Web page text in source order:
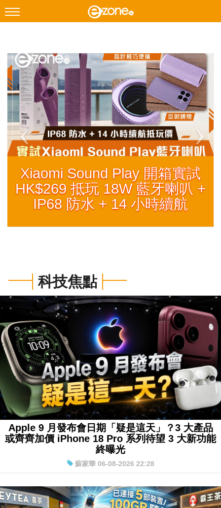
Facebook Instagram
科技焦點
網絡生活
遊戲動漫
教學評測
EduTech
IT Times
生成式AI與雲端應用
Enterprise Digital Transformation
Lenovo Yoga 9i 2-in-1 Gen 11
Aura Edition 實測｜旗艦二合一
Intel Core Ultra 7 355 加持本地
科技焦點
Apple 9 月發布會日期「疑是這天」？3 大產品
或齊齊加價 iPhone 18 Pro 系列待望 3 大新功能
終曝光